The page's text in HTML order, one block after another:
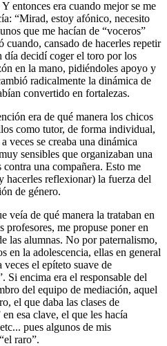
entonces era cuando mejor se me
“Mirad, estoy afónico, necesito
que me hacían de “voceros”
cuando, cansado de hacerles repetir
día decidí coger el toro por los
en la mano, pidiéndoles apoyo y
radicalmente la dinámica de
convertido en fortalezas.
era de qué manera los chicos
como tutor, de forma individual,
veces se creaba una dinámica
sensibles que organizaban una
una compañera. Esto me
reflexionar) la fuerza del
de género.
veía de qué manera la trataban en
me propuse poner en
las alumnas. No por paternalismo,
en la adolescencia, ellas en general
el epíteto suave de
Si encima era el responsable del
del equipo de mediación, aquel
el que daba las clases de
esa clave, el que les hacía
pues algunos de mis
raro”.